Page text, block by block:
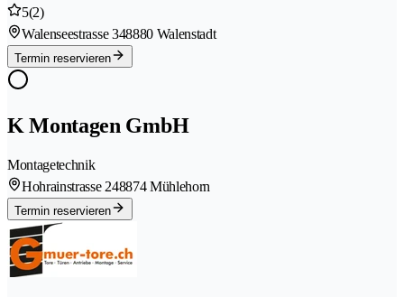
5(2)
Walenseestrasse 348880 Walenstadt
Termin reservieren
K Montagen GmbH
Montagetechnik
Hohrainstrasse 248874 Mühlehorn
Termin reservieren